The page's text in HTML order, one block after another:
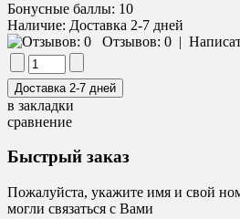
Бонусные баллы: 10
Наличие: Доставка 2-7 дней
Отзывов: 0 |
в закладки
сравнение
Быстрый заказ
Пожалуйста, укажите имя и свой
могли связаться с Вами